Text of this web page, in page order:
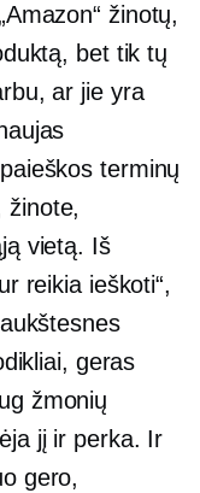
žinotų,
bet tik tų
ar jie yra
terminų
žinote,
vietą. Iš
reikia ieškoti“,
geras
žmonių
jį ir perka. Ir
gero,